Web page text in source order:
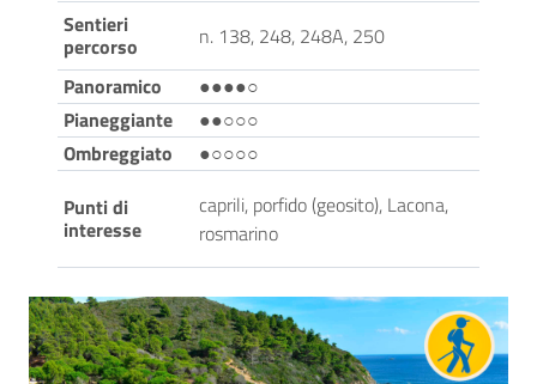
Sentieri
percorso
n. 138, 248, 248A, 250
Panoramico
●●●●○
Pianeggiante
●●○○○
Ombreggiato
●○○○○
Punti di
interesse
caprili, porfido (geosito), Lacona,
rosmarino